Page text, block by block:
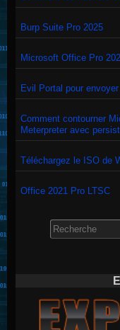
Burp Suite Pro 2025
Microsoft Office Pro
Evil Portal pour
Comment contourner
Meterpreter avec
Téléchargez le ISO de
Office 2021 Pro LTSC
for: